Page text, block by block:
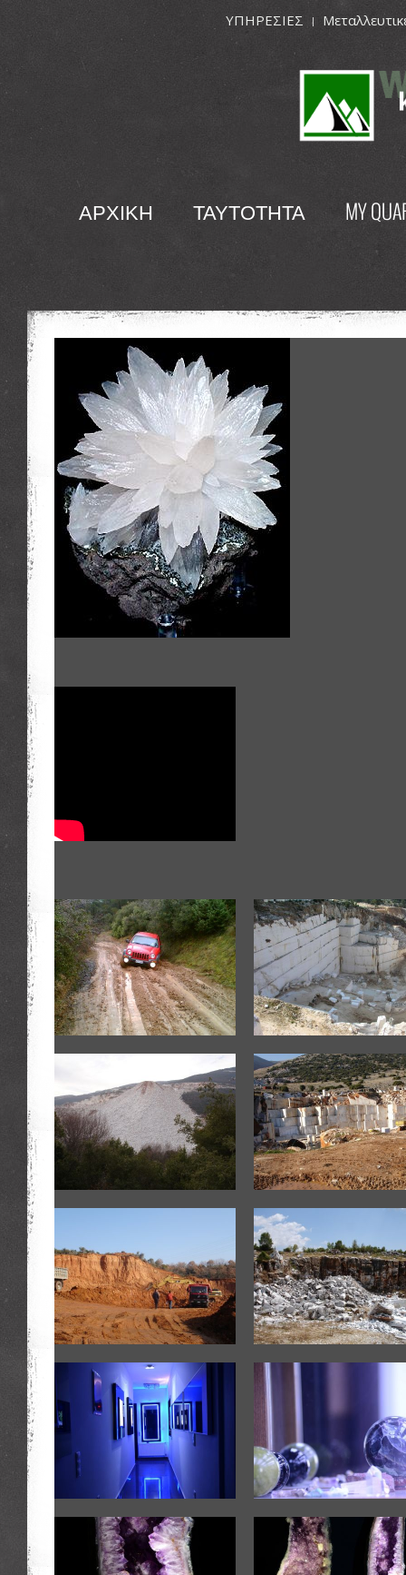
ΥΠΗΡΕΣΙΕΣ
ΑΡΧΙΚΗ ΤΑΥΤΟΤΗΤΑ MY